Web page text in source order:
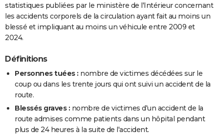
statistiques publiées par le ministère de l'Intérieur concernant
les accidents corporels de la circulation ayant fait au moins un
blessé et impliquant au moins un véhicule entre 2009 et
2024.
Définitions
Personnes tuées : nombre de victimes décédées sur le
coup ou dans les trente jours qui ont suivi un accident de la
route.
Blessés graves : nombre de victimes d'un accident de la
route admises comme patients dans un hôpital pendant
plus de 24 heures à la suite de l'accident.